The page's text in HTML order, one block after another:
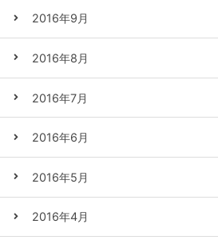
2016年9月
2016年8月
2016年7月
2016年6月
2016年5月
2016年4月